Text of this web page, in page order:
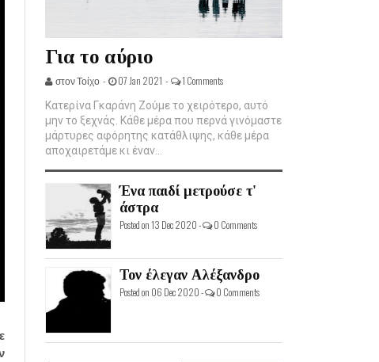
Για το αύριο
στον Τοίχο - 07 Jan 2021 - 1 Comments
Κατερίνα Γκαράνη Ζούμε το χειρότερο, αυτό
μην το ξεχνάς. Κάθε μέρα που περνά γινόμαστε
μάρτυρες αφόρητης κατάθλιψης, κάθε μέρα
αποχαιρετάμε κι έναν...
Ένα παιδί μετρούσε τ'
άστρα
Posted on 13 Dec 2020 - 0 Comments
Τον έλεγαν Αλέξανδρο
Posted on 06 Dec 2020 - 0 Comments